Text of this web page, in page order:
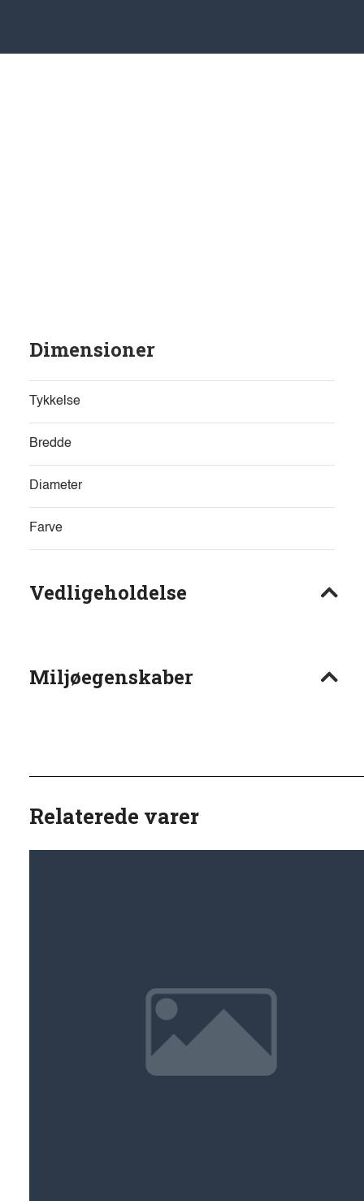
Dimensioner
Tykkelse
Bredde
Diameter
Farve
Vedligeholdelse
Miljøegenskaber
Relaterede varer